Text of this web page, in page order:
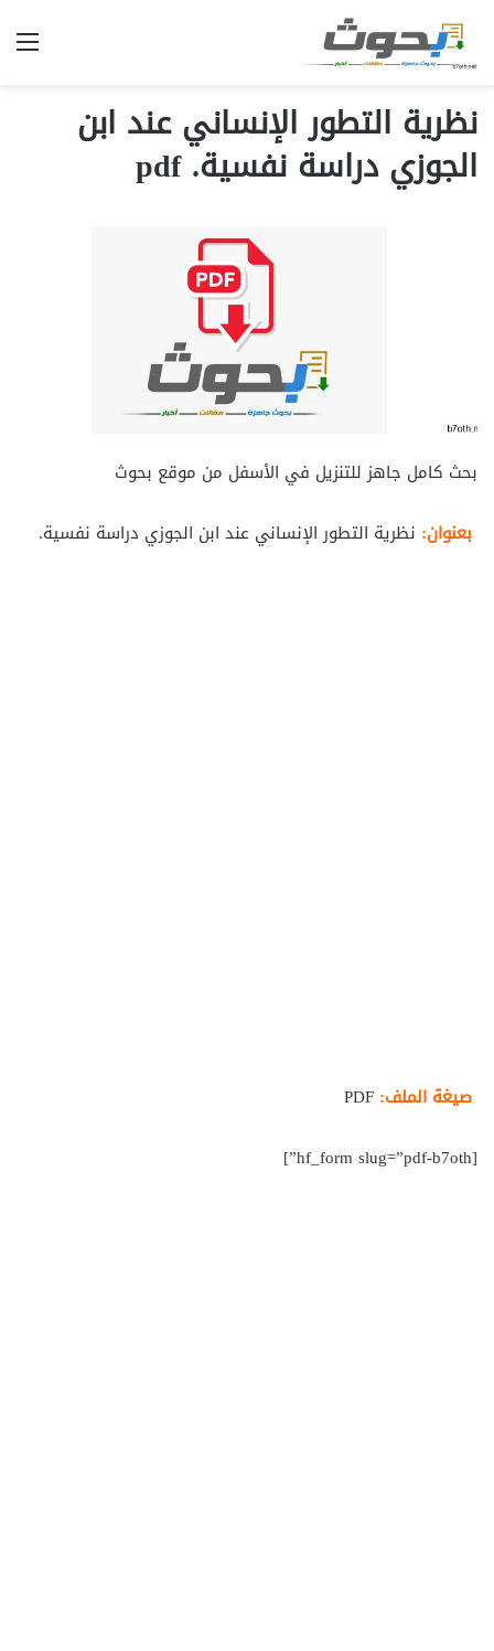
نظرية التطور الإنساني عند ابن
الجوزي دراسة نفسية. pdf
بحث كامل جاهز للتنزيل في الأسفل من موقع بحوث
بعنوان: نظرية التطور الإنساني عند ابن الجوزي دراسة نفسية.
صيغة الملف:
[hf_form slug=”pdf-b7oth”]